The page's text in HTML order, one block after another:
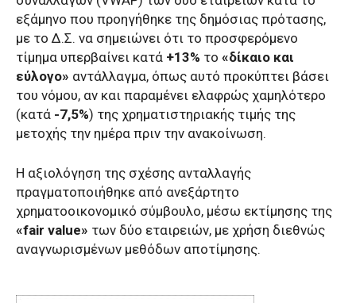
εξάμηνο που προηγήθηκε της δημόσιας πρότασης,
με το Δ.Σ. να σημειώνει ότι το προσφερόμενο
τίμημα υπερβαίνει κατά +13% το «δίκαιο και
εύλογο» αντάλλαγμα, όπως αυτό προκύπτει βάσει
του νόμου, αν και παραμένει ελαφρώς χαμηλότερο
(κατά -7,5%) της χρηματιστηριακής τιμής της
μετοχής την ημέρα πριν την ανακοίνωση.
Η αξιολόγηση της σχέσης ανταλλαγής
πραγματοποιήθηκε από ανεξάρτητο
χρηματοοικονομικό σύμβουλο, μέσω εκτίμησης της
«fair value» των δύο εταιρειών, με χρήση διεθνώς
αναγνωρισμένων μεθόδων αποτίμησης.